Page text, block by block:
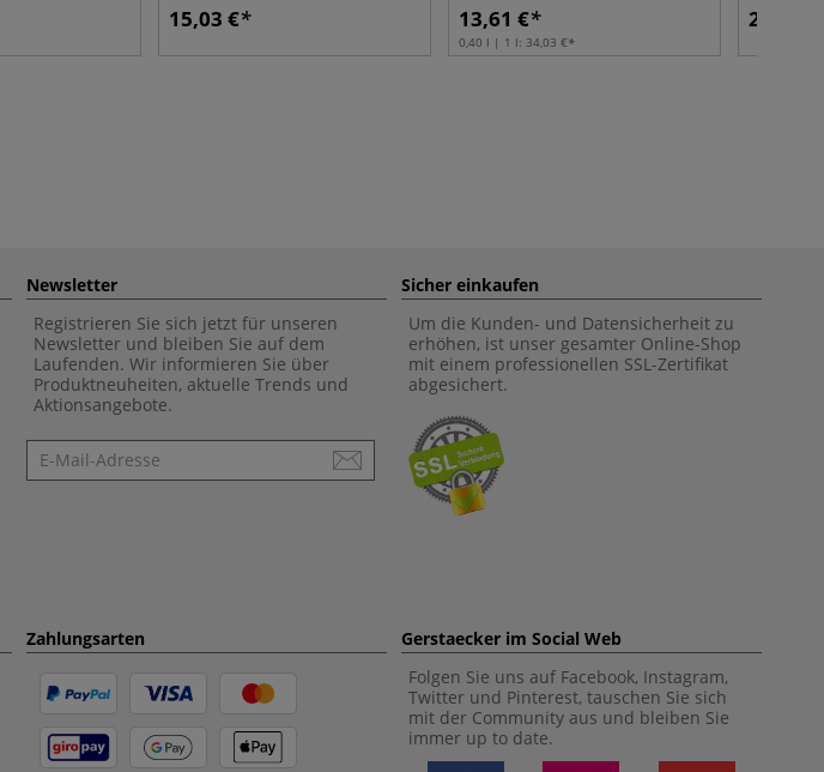
15,03 € 13,61 €
0,40 l | 1 l: 34,03 €
2,92 €
Newsletter
Registrieren Sie sich jetzt für unseren
Newsletter und bleiben Sie auf dem
Laufenden. Wir informieren Sie über
Produktneuheiten, aktuelle Trends und
Aktionsangebote.
Newsletter
Sicher einkaufen
Um die Kunden- und Datensicherheit zu
erhöhen, ist unser gesamter Online-Shop
mit einem professionellen SSL-Zertifikat
abgesichert.
Zahlungsarten
Gerstaecker im Social Web
Folgen Sie uns auf Facebook, Instagram,
Twitter und Pinterest, tauschen Sie sich
mit der Community aus und bleiben Sie
immer up to date.